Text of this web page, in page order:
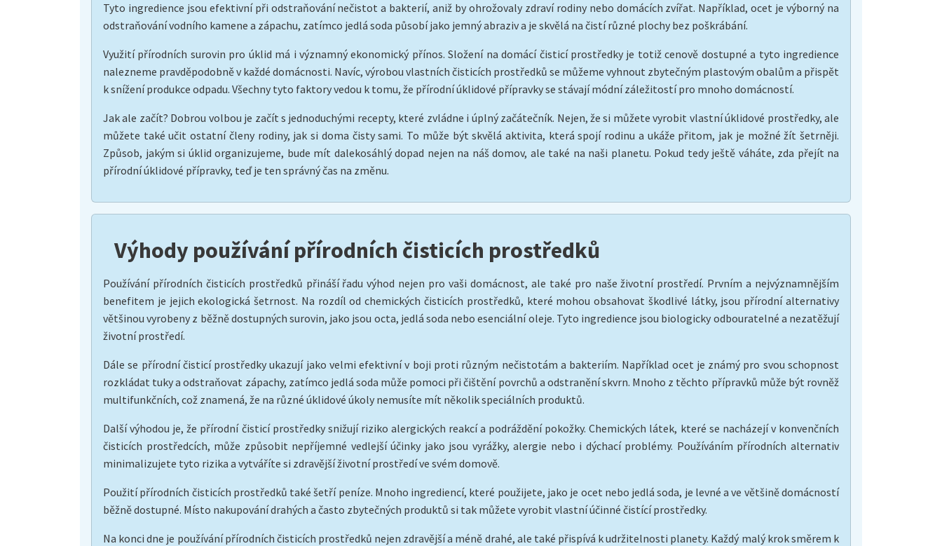
Tyto ingredience jsou efektivní při odstraňování nečistot a bakterií, aniž by ohrožovaly zdraví rodiny nebo domácích zvířat. Například, ocet je výborný na
odstraňování vodního kamene a zápachu, zatímco jedlá soda působí jako jemný abraziv a je skvělá na čistí různé plochy bez poškrábání.
Využití přírodních surovin pro úklid má i významný ekonomický přínos. Složení na domácí čisticí prostředky je totiž cenově dostupné a tyto ingredience
nalezneme pravděpodobně v každé domácnosti. Navíc, výrobou vlastních čisticích prostředků se můžeme vyhnout zbytečným plastovým obalům a přispět
k snížení produkce odpadu. Všechny tyto faktory vedou k tomu, že přírodní úklidové přípravky se stávají módní záležitostí pro mnoho domácností.
Jak ale začít? Dobrou volbou je začít s jednoduchými recepty, které zvládne i úplný začátečník. Nejen, že si můžete vyrobit vlastní úklidové prostředky, ale
můžete také učit ostatní členy rodiny, jak si doma čisty sami. To může být skvělá aktivita, která spojí rodinu a ukáže přitom, jak je možné žít šetrněji.
Způsob, jakým si úklid organizujeme, bude mít dalekosáhlý dopad nejen na náš domov, ale také na naši planetu. Pokud tedy ještě váháte, zda přejít na
přírodní úklidové přípravky, teď je ten správný čas na změnu.
Výhody používání přírodních čisticích prostředků
Používání přírodních čisticích prostředků přináší řadu výhod nejen pro vaši domácnost, ale také pro naše životní prostředí. Prvním a nejvýznamnějším
benefitem je jejich ekologická šetrnost. Na rozdíl od chemických čisticích prostředků, které mohou obsahovat škodlivé látky, jsou přírodní alternativy
většinou vyrobeny z běžně dostupných surovin, jako jsou octa, jedlá soda nebo esenciální oleje. Tyto ingredience jsou biologicky odbouratelné a nezatěžují
životní prostředí.
Dále se přírodní čisticí prostředky ukazují jako velmi efektivní v boji proti různým nečistotám a bakteriím. Například ocet je známý pro svou schopnost
rozkládat tuky a odstraňovat zápachy, zatímco jedlá soda může pomoci při čištění povrchů a odstranění skvrn. Mnoho z těchto přípravků může být rovněž
multifunkčních, což znamená, že na různé úklidové úkoly nemusíte mít několik speciálních produktů.
Další výhodou je, že přírodní čisticí prostředky snižují riziko alergických reakcí a podráždění pokožky. Chemických látek, které se nacházejí v konvenčních
čisticích prostředcích, může způsobit nepříjemné vedlejší účinky jako jsou vyrážky, alergie nebo i dýchací problémy. Používáním přírodních alternativ
minimalizujete tyto rizika a vytváříte si zdravější životní prostředí ve svém domově.
Použití přírodních čisticích prostředků také šetří peníze. Mnoho ingrediencí, které použijete, jako je ocet nebo jedlá soda, je levné a ve většině domácností
běžně dostupné. Místo nakupování drahých a často zbytečných produktů si tak můžete vyrobit vlastní účinné čistící prostředky.
Na konci dne je používání přírodních čisticích prostředků nejen zdravější a méně drahé, ale také přispívá k udržitelnosti planety. Každý malý krok směrem k